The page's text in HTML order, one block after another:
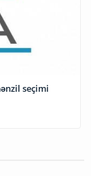
seçimi